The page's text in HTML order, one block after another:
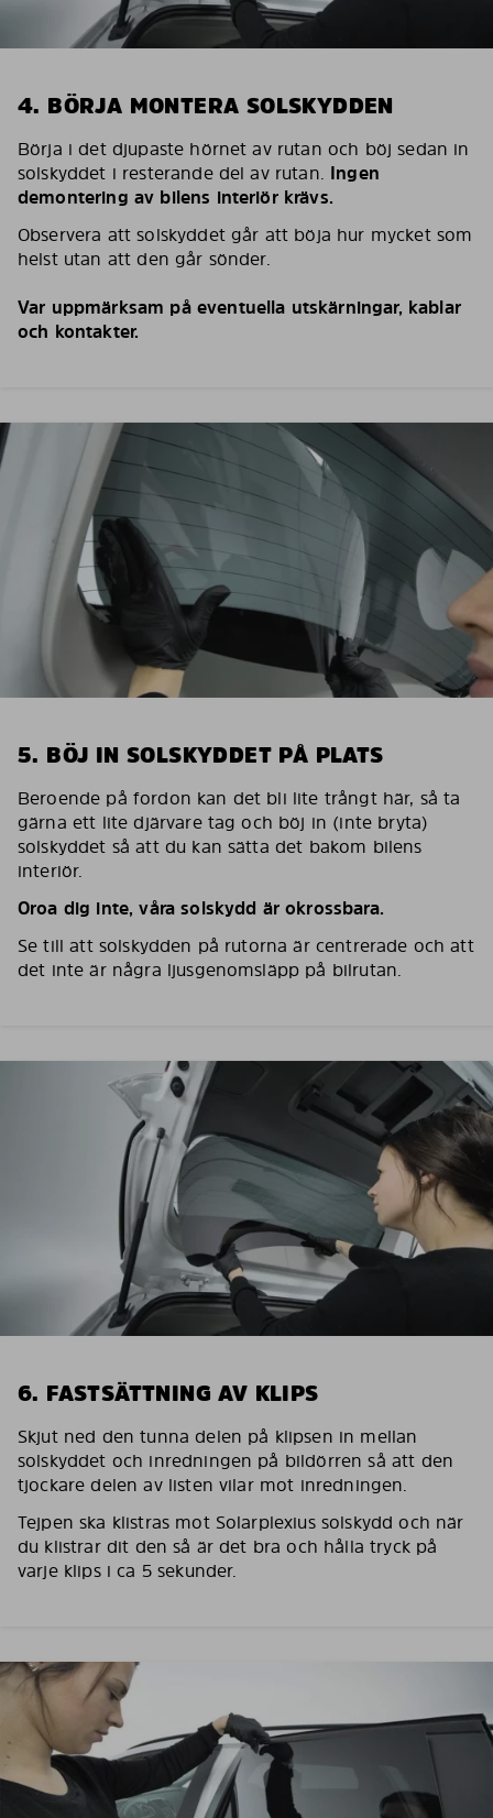
4. BÖRJA MONTERA SOLSKYDDEN
Börja i det djupaste hörnet av rutan och böj sedan in
solskyddet i resterande del av rutan. Ingen
demontering av bilens interiör krävs.
Observera att solskyddet går att böja hur mycket som
helst utan att den går sönder.
Var uppmärksam på eventuella utskärningar, kablar
och kontakter.
5. BÖJ IN SOLSKYDDET PÅ PLATS
Beroende på fordon kan det bli lite trångt här, så ta
gärna ett lite djärvare tag och böj in (inte bryta)
solskyddet så att du kan sätta det bakom bilens
interiör.
Oroa dig inte, våra solskydd är okrossbara.
Se till att solskydden på rutorna är centrerade och att
det inte är några ljusgenomsläpp på bilrutan.
6. FASTSÄTTNING AV KLIPS
Skjut ned den tunna delen på klipsen in mellan
solskyddet och inredningen på bildörren så att den
tjockare delen av listen vilar mot inredningen.
Tejpen ska klistras mot Solarplexius solskydd och när
du klistrar dit den så är det bra och hålla tryck på
varje klips i ca 5 sekunder.